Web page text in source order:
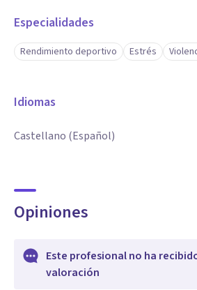
Especialidades
Rendimiento deportivo Estrés
Idiomas
Castellano (Español)
Opiniones
Este profesional no ha
valoración